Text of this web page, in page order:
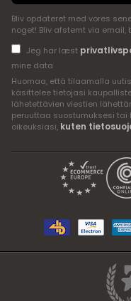
Bliv opdateret med vores
noget! Bliv afstemt via email,
Jeg har læst
mine data
Huomaa, että tilaamalla
käsittelee tietojasi
lähetettävien viestien
peruuttaa suostumuksesi
oikeuksiasi, kuten